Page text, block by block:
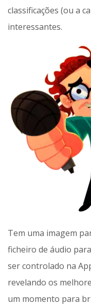
classificações (ou a
interessantes.
Tem uma imagem
ficheiro de áudio
ser controlado na
revelando os
um momento para